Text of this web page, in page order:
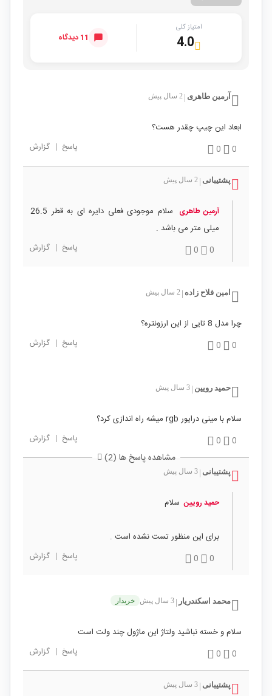
امتیاز کلی
4.0 11 دیدگاه
آرمین طاهری | 2 سال پیش
ابعاد این چیپ چقدر هست؟
0
0 پاسخ | گزارش
پشتیبانی | 2 سال پیش
آرمین طاهری
سلام موجودی فعلی دایره ای به قطر 26.5
میلی متر می باشد .
0
0 پاسخ | گزارش
امین فلاح زاده | 2 سال پیش
چرا مدل 8 تایی از این ارزونتره؟
0
0 پاسخ | گزارش
حمید رویین | 3 سال پیش
سلام با مینی درایور rgb میشه راه اندازی کرد؟
0
0 پاسخ | گزارش
مشاهده پاسخ ها (2)
پشتیبانی | 3 سال پیش
حمید رویین سلام
برای این منظور تست نشده است .
0
0 پاسخ | گزارش
محمد اسکندریار | 3 سال پیش خریدار
سلام و خسته نباشید ولتاژ این ماژول چند ولت است
0
0 پاسخ | گزارش
پشتیبانی | 3 سال پیش